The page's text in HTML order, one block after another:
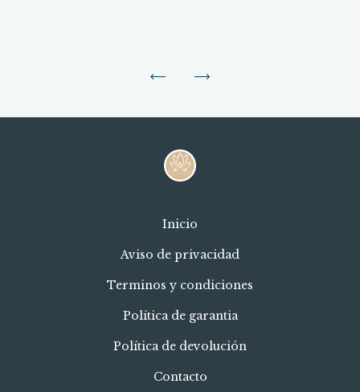
Inicio
Aviso de privacidad
Terminos y condiciones
Política de garantia
Política de devolución
Contacto